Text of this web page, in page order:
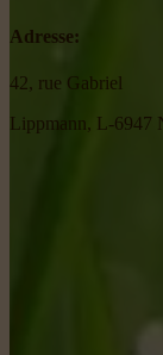
Adresse:
42, rue Gabriel
Lippmann, L-6947